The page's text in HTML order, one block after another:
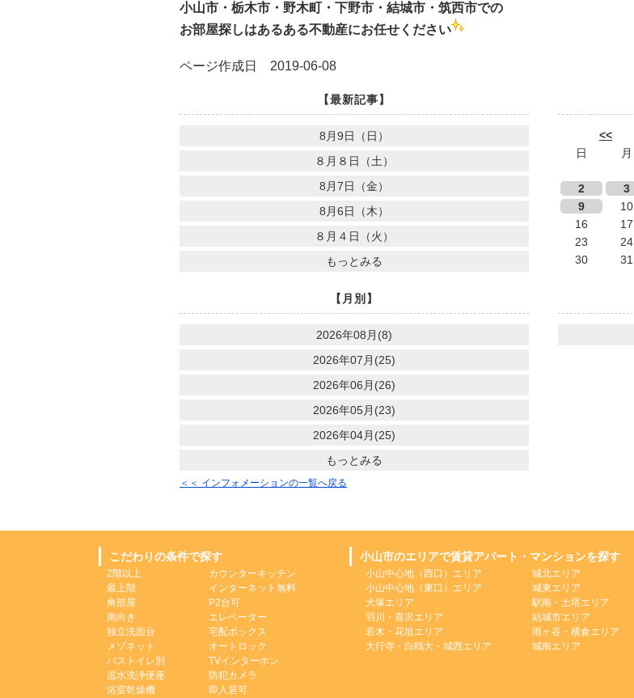
小山市・栃木市・野木町・下野市・結城市・筑西市での
お部屋探しはあるある不動産にお任せください
ページ作成日 2019-06-08
【最新記事】
8月9日（日）
８月８日（土）
8月7日（金）
8月6日（木）
８月４日（火）
もっとみる
<<
日
月
2
3
9
10
16
17
23
24
30
31
【月別】
2026年08月(8)
2026年07月(25)
2026年06月(26)
2026年05月(23)
2026年04月(25)
もっとみる
＜＜ インフォメーションの一覧へ戻る
こだわりの条件で探す
2階以上
最上階
角部屋
南向き
独立洗面台
メゾネット
バストイレ別
温水洗浄便座
浴室乾燥機
カウンターキッチン
インターネット無料
P2台可
エレベーター
宅配ボックス
オートロック
TVインターホン
防犯カメラ
即入居可
小山市のエリアで賃貸アパート・マンションを探す
小山中心地（西口）エリア
小山中心地（東口）エリア
犬塚エリア
羽川・喜沢エリア
若木・花垣エリア
大行寺・白鴎大・城西エリア
城北エリア
城東エリア
駅南・土塔エリア
結城市エリア
雨ヶ谷・横倉エリア
城南エリア